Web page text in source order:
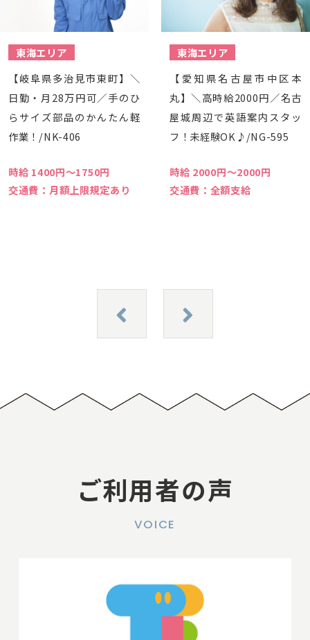
東海エリア
【岐阜県多治見市東町】＼
日勤・月28万円可／手のひ
らサイズ部品のかんたん軽
作業！/NK-406
時給 1400円〜1750円
交通費：月額上限規定あり
東海エリア
【愛知県名古屋市中区本
丸】＼高時給2000円／名古
屋城周辺で英語案内スタッ
フ！未経験OK♪/NG-595
時給 2000円〜2000円
交通費：全額支給
ご利用者の声
VOICE